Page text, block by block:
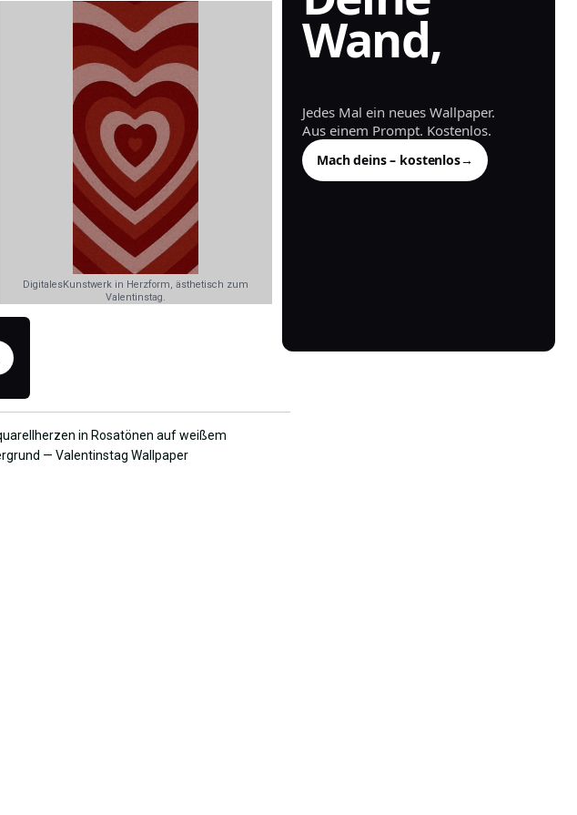
DigitalesKunstwerk in Herzform, ästhetisch zum
Valentinstag.
Wand,
generiert.
Jedes Mal ein neues Wallpaper.
Aus einem Prompt. Kostenlos.
Mach deins – kostenlos→